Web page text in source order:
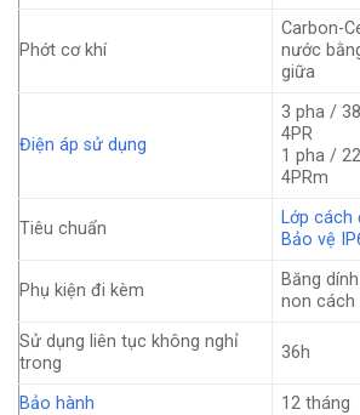
Phớt cơ khí
Carbon-
nước
giữa
Điện áp sử dụng
3 pha /
4PR
1 pha /
4PRm
Tiêu chuẩn
Lớp cách
Bảo vệ
Phụ kiện đi kèm
Băng
non cách
Sử dụng liên tục không nghỉ
trong
36h
Bảo hành 12 tháng